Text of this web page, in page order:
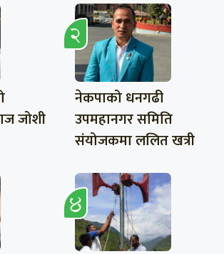
जोशी
नेकपाको धनगढी
उपमहानगर समिति
संयोजकमा ललित खत्री